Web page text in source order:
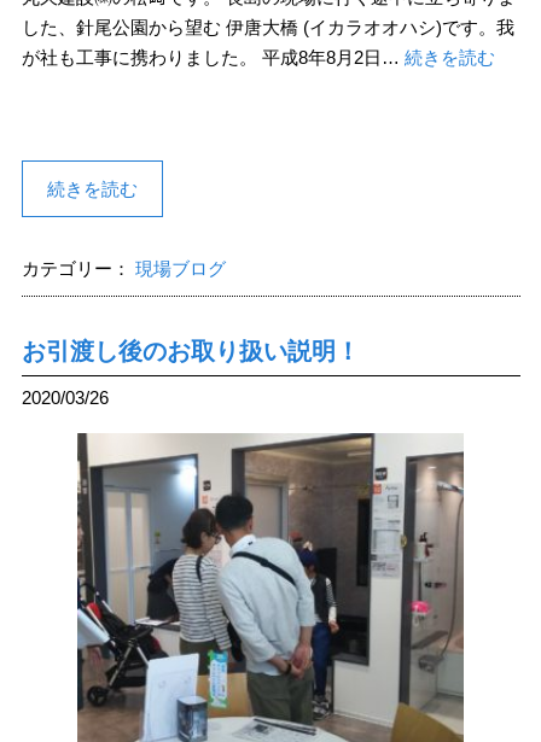
した、針尾公園から望む 伊唐大橋 (イカラオオハシ)です。我
が社も工事に携わりました。 平成8年8月2日… 続きを読む
続きを読む
カテゴリー： 現場ブログ
お引渡し後のお取り扱い説明！
2020/03/26